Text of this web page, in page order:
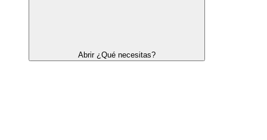
Abrir ¿Qué necesitas?